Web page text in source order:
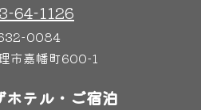
64-1126
0084
市嘉幡町600-1
ホテル・ご宿泊